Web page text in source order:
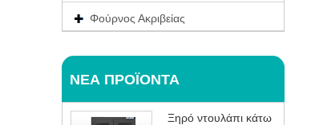
Φούρνος Ακριβείας
ΝΈΑ ΠΡΟΪΌΝΤΑ
Ξηρό ντουλάπι κάτω